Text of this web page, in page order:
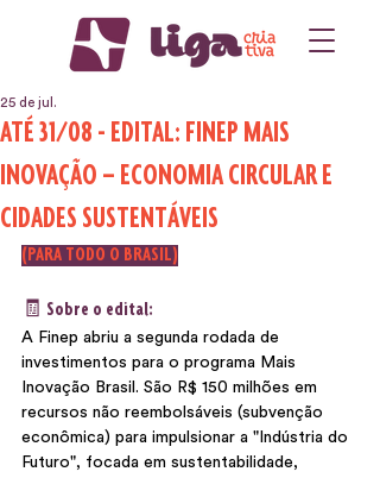
ATÉ 31/08 - EDITAL: FINEP MAIS
INOVAÇÃO – ECONOMIA CIRCULAR E
CIDADES SUSTENTÁVEIS
25 de jul.
(PARA TODO O BRASIL)
🧾 Sobre o edital:
A Finep abriu a segunda rodada de
investimentos para o programa Mais
Inovação Brasil. São R$ 150 milhões em
recursos não reembolsáveis (subvenção
econômica) para impulsionar a "Indústria do
Futuro", focada em sustentabilidade,